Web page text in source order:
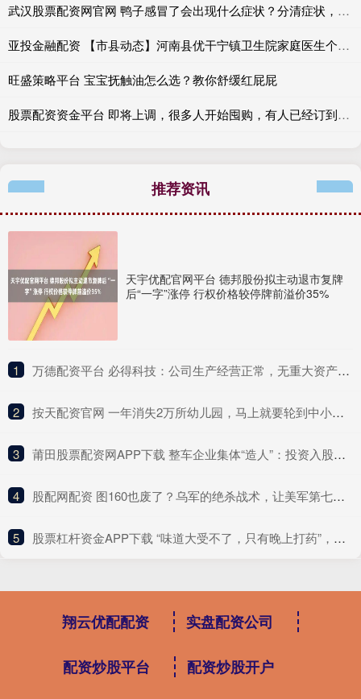
武汉股票配资网官网 鸭子感冒了会出现什么症状？分清症状，早治早好
亚投金融配资 【市县动态】河南县优干宁镇卫生院家庭医生个性化签约，全方位康养
旺盛策略平台 宝宝抚触油怎么选？教你舒缓红屁屁
股票配资资金平台 即将上调，很多人开始囤购，有人已经订到12月，“能买的都买了”
推荐资讯
天宇优配官网平台 德邦股份拟主动退市复牌
后“一字”涨停 行权价格较停牌前溢价35%
1 ​万德配资平台 必得科技：公司生产经营正常，无重大资产注入计划
2 ​按天配资官网 一年消失2万所幼儿园，马上就要轮到中小学了
3 ​莆田股票配资网APP下载 整车企业集体“造人”：投资入股成主流 相关板块近一年涨超六成
4 ​股配网配资 图160也废了？乌军的绝杀战术，让美军第七舰队后背发凉
5 ​股票杠杆资金APP下载 “味道大受不了，只有晚上打药”，央视曝光
翔云优配配资 实盘配资公司
配资炒股平台 配资炒股开户